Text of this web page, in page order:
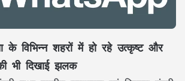
विभिन्न शहरों में हो रहे उत्कृष्ट और
भी दिखाई झलक